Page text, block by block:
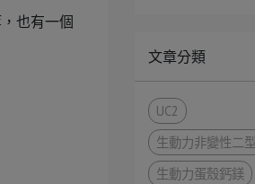
也有一個
文章分類
UC2
生動力非變性二
生動力蛋殼鈣鎂